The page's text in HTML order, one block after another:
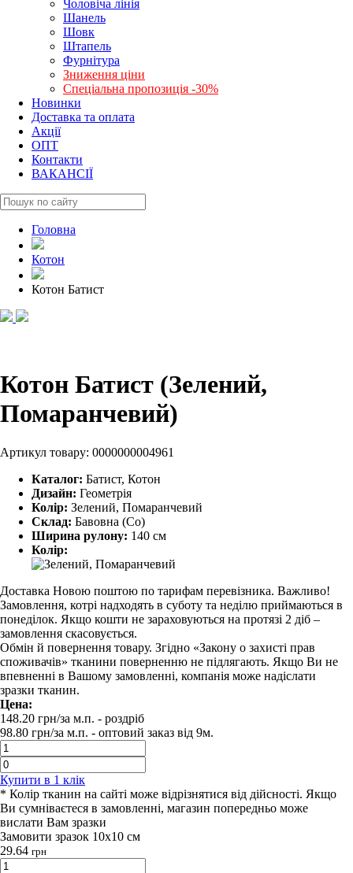
Чоловіча лінія
Шанель
Шовк
Штапель
Фурнітура
Зниження ціни
Спеціальна пропозиція -30%
Новинки
Доставка та оплата
Акції
ОПТ
Контакти
ВАКАНСІЇ
Головна
Котон
Котон Батист
Котон Батист (Зелений,
Помаранчевий)
Артикул товару: 0000000004961
Каталог: Батист, Котон
Дизайн: Геометрія
Колір: Зелений, Помаранчевий
Склад: Бавовна (Co)
Ширина рулону: 140 см
Колір:
Доставка Новою поштою по тарифам перевізника. Важливо!
Замовлення, котрі надходять в суботу та неділю приймаються в
понеділок. Якщо кошти не зараховуються на протязі 2 діб –
замовлення скасовується.
Обмін й повернення товару. Згідно «Закону о захисті прав
споживачів» тканини поверненню не підлягають. Якщо Ви не
впевненні в Вашому замовленні, компанія може надіслати
зразки тканин.
Цена:
148.20 грн/за м.п. - роздрiб
98.80 грн/за м.п. - оптовий заказ вiд 9м.
Купити в 1 клiк
* Колір тканин на сайті може відрізнятися від дійсності. Якщо
Ви сумніваєтеся в замовленні, магазин попередньо може
вислати Вам зразки
Замовити зразок 10х10 см
29.64 грн